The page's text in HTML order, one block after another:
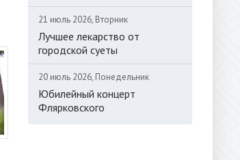
21 июль 2026, Вторник
Лучшее лекарство от
городской суеты
20 июль 2026, Понедельник
Юбилейный концерт
Флярковского